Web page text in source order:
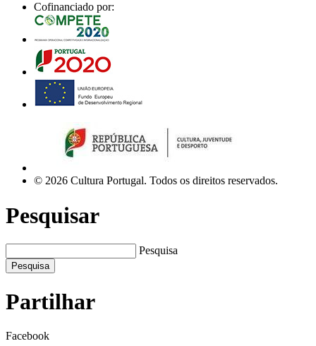
Cofinanciado por:
© 2026 Cultura Portugal. Todos os direitos reservados.
Pesquisar
Pesquisa
Pesquisa
Partilhar
Facebook